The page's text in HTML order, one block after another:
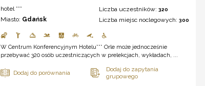
hotel ***
Miasto: Gdańsk
Liczba uczestników:320
Liczba miejsc noclegowych:300
W Centrum Konferencyjnym Hotelu*** Orle może jednocześnie
przebywać 320 osób uczestniczących w prelekcjach, wykładach, ...